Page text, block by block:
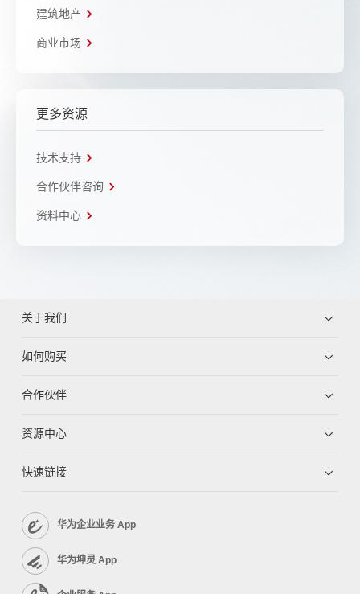
建筑地产
商业市场
更多资源
技术支持
合作伙伴咨询
资料中心
关于我们
如何购买
合作伙伴
资源中心
快速链接
华为企业业务 App
华为坤灵 App